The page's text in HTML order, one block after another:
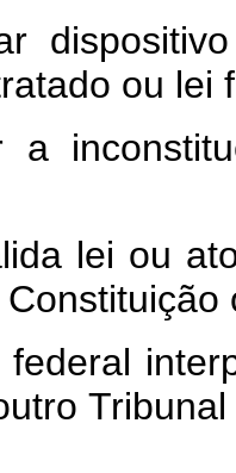
ou lei
a
lei ou